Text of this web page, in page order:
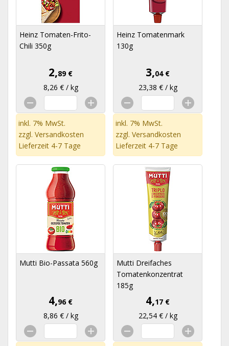
Heinz Tomaten-Frito-
Chili 350g
2,89 €
8,26 € / kg
inkl. 7% MwSt.
zzgl. Versandkosten
Lieferzeit 4-7 Tage
Heinz Tomatenmark
130g
3,04 €
23,38 € / kg
inkl. 7% MwSt.
zzgl. Versandkosten
Lieferzeit 4-7 Tage
Mutti Bio-Passata 560g
4,96 €
8,86 € / kg
Mutti Dreifaches
Tomatenkonzentrat
185g
4,17 €
22,54 € / kg